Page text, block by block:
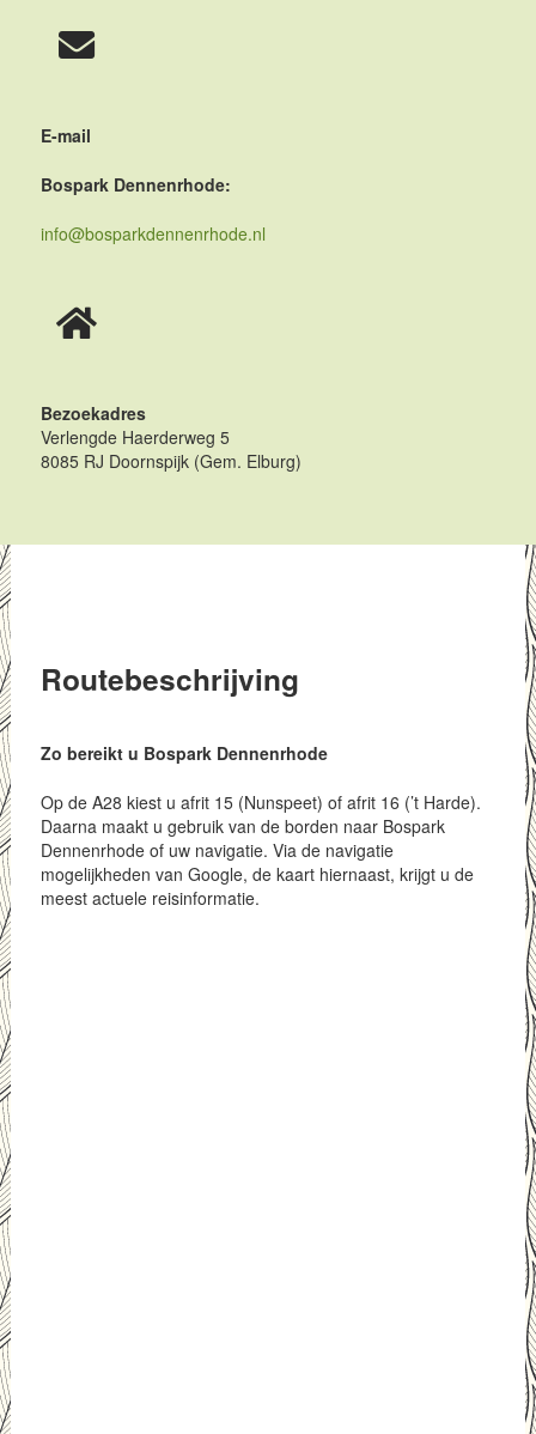
E-mail
Bospark Dennenrhode:
info@bosparkdennenrhode.nl
Bezoekadres
Verlengde Haerderweg 5
8085 RJ Doornspijk (Gem. Elburg)
Routebeschrijving
Zo bereikt u Bospark Dennenrhode
Op de A28 kiest u afrit 15 (Nunspeet) of afrit 16 (’t Harde).
Daarna maakt u gebruik van de borden naar Bospark
Dennenrhode of uw navigatie. Via de navigatie
mogelijkheden van Google, de kaart hiernaast, krijgt u de
meest actuele reisinformatie.